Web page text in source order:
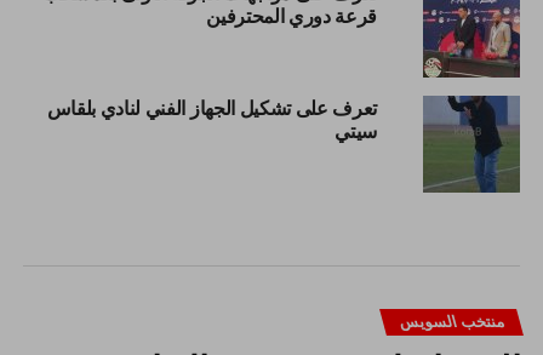
قرعة دوري المحترفين
تعرف على تشكيل الجهاز الفني لنادي بلقاس
سيتي
منتخب السويس